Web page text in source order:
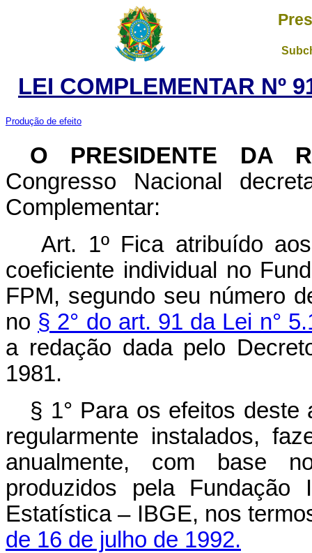
LEI COMPLEMENTAR Nº
Produção de efeito
O PRESIDENTE DA
Congresso Nacional
Complementar:
Art. 1º Fica atribuído
coeficiente individual no
FPM, segundo seu número
no § 2° do art. 91 da Lei n°
a redação dada pelo
1981.
§ 1° Para os efeitos deste
regularmente instalados,
anualmente, com base
produzidos pela
Estatística – IBGE, nos
de 16 de julho de 1992.